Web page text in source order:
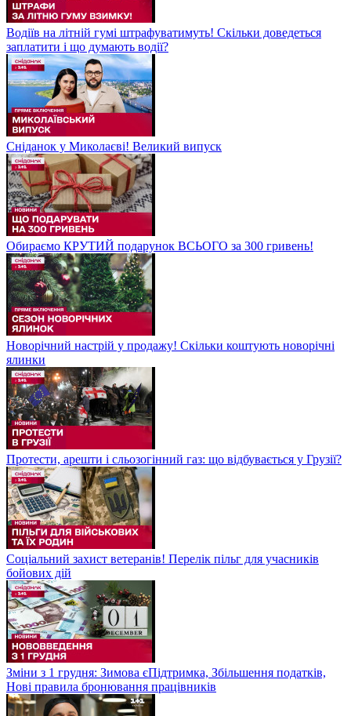
Водіїв на літній гумі штрафуватимуть! Скільки доведеться
заплатити і що думають водії?
Сніданок у Миколаєві! Великий випуск
Обираємо КРУТИЙ подарунок ВСЬОГО за 300 гривень!
Новорічний настрій у продажу! Скільки коштують новорічні
ялинки
Протести, арешти і сльозогінний газ: що відбувається у Грузії?
Соціальний захист ветеранів! Перелік пільг для учасників
бойових дій
Зміни з 1 грудня: Зимова єПідтримка, Збільшення податків,
Нові правила бронювання працівників